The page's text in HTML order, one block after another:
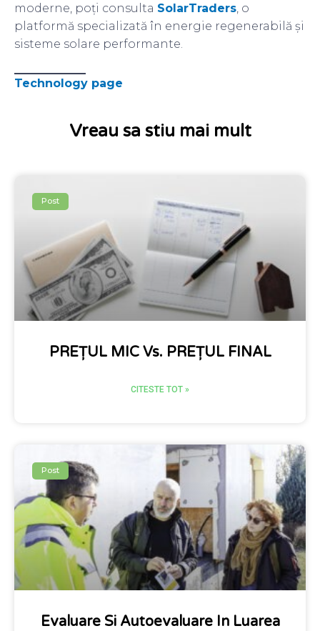
moderne, poți consulta SolarTraders , o
platformă specializată în energie regenerabilă și
sisteme solare performante.
Technology page
Vreau sa stiu mai mult
Post
PREȚUL MIC Vs. PREȚUL FINAL
CITESTE TOT »
Post
Evaluare Si Autoevaluare In Luarea